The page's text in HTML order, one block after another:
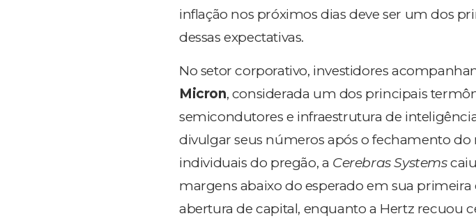
inflação nos próximos dias deve ser um dos
dessas expectativas.
No setor corporativo, investidores
Micron, considerada um dos principais
semicondutores e infraestrutura de
divulgar seus números após o fechamento do
individuais do pregão, a Cerebras Systemscaiu
margens abaixo do esperado em sua
abertura de capital, enquanto a Hertz recuou